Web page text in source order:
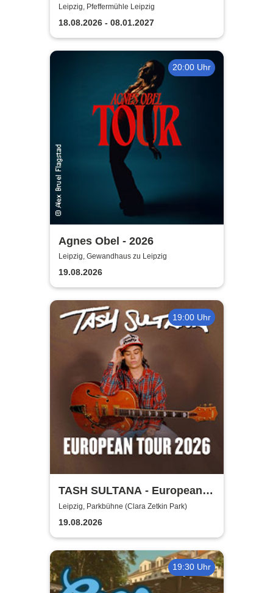
Leipziger Pfeffermühle
Leipzig, Pfeffermühle Leipzig
18.08.2026 - 08.01.2027
20:00 Uhr
Agnes Obel - 2026
Leipzig, Gewandhaus zu Leipzig
19.08.2026
19:00 Uhr
TASH SULTANA - European
Tour 2026
Leipzig, Parkbühne (Clara Zetkin Park)
19.08.2026
19:30 Uhr